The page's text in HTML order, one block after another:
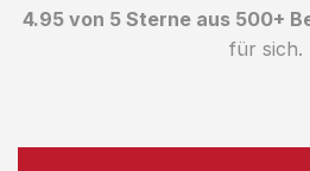
4.95 von 5 Sterne aus 500+
für sich.